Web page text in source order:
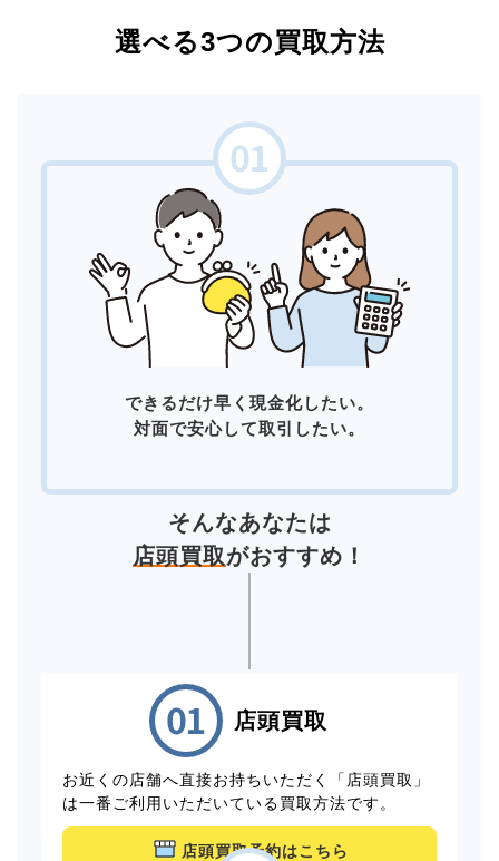
選べる3つの買取方法
できるだけ早く現金化したい。
対面で安心して取引したい。
そんなあなたは
店頭買取がおすすめ！
店頭買取
お近くの店舗へ直接お持ちいただく「店頭買取」
は一番ご利用いただいている買取方法です。
店頭買取予約はこちら